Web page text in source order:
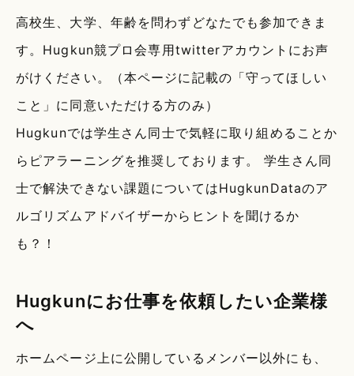
高校生、大学、年齢を問わずどなたでも参加できま
す。Hugkun競プロ会専用twitterアカウントにお声
がけください。（本ページに記載の「守ってほしい
こと」に同意いただける方のみ）
Hugkunでは学生さん同士で気軽に取り組めることか
らピアラーニングを推奨しております。 学生さん同
士で解決できない課題についてはHugkunDataのア
ルゴリズムアドバイザーからヒントを聞けるか
も？！
Hugkunにお仕事を依頼したい企業様
へ
ホームページ上に公開しているメンバー以外にも、